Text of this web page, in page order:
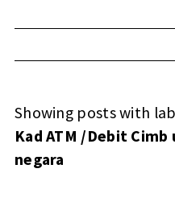
Showing posts with
Kad ATM /Debit
negara